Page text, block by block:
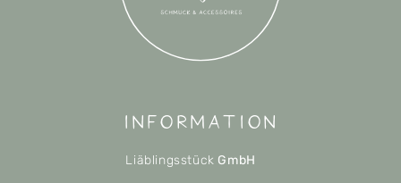
Information
Liäblingsstück GmbH